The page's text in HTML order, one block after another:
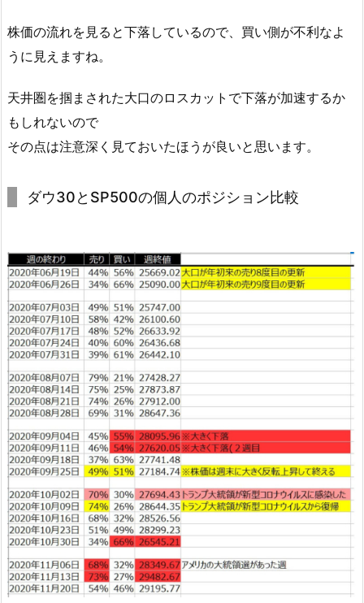
株価の流れを見ると下落しているので、買い側が不利なよ
うに見えますね。
天井圏を掴まされた大口のロスカットで下落が加速するか
もしれないので
その点は注意深く見ておいたほうが良いと思います。
ダウ30とSP500の個人のポジション比較